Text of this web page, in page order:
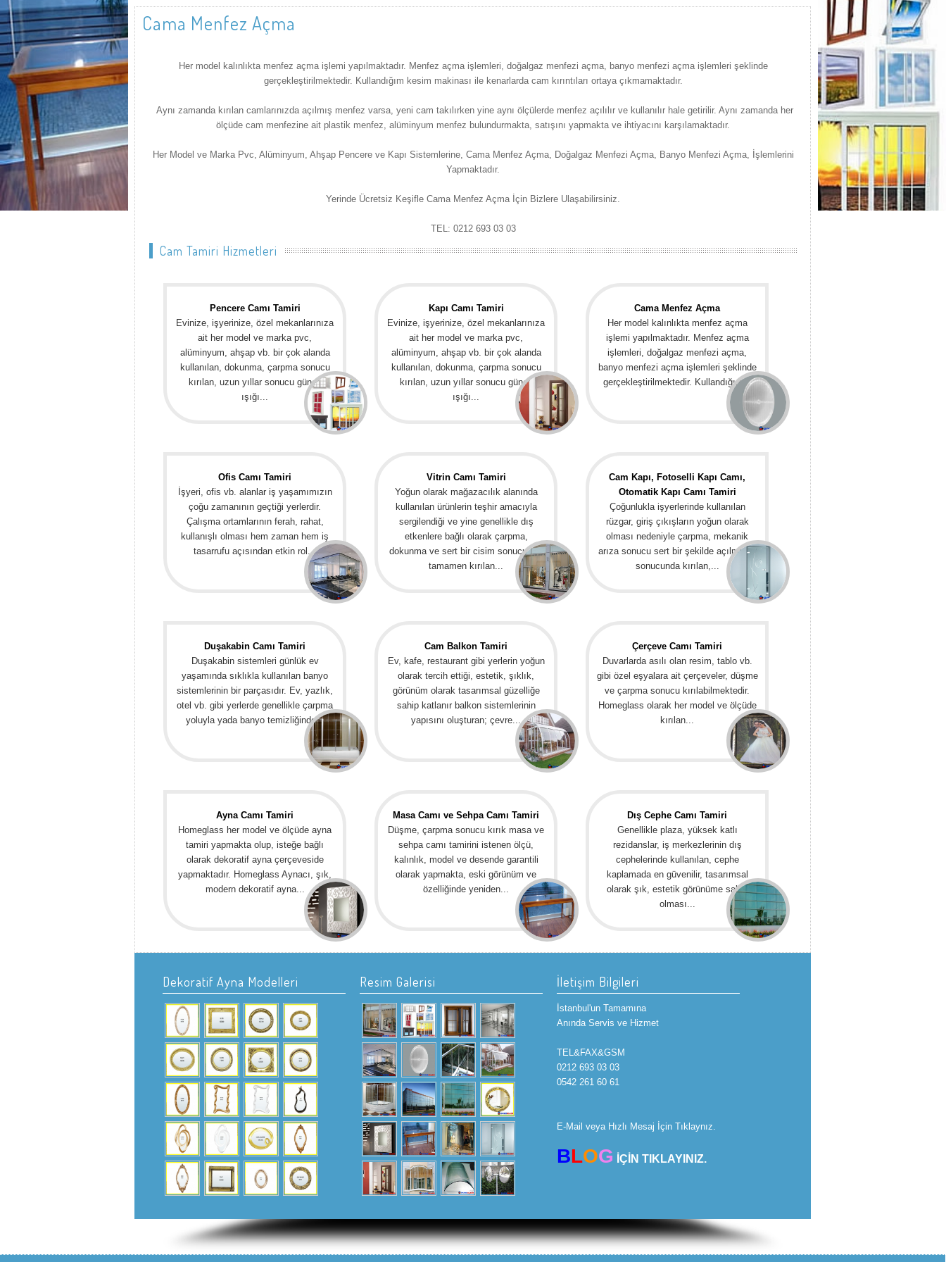
Cama Menfez Açma
Her model kalınlıkta menfez açma işlemi yapılmaktadır. Menfez açma işlemleri, doğalgaz menfezi açma, banyo menfezi açma işlemleri şeklinde
gerçekleştirilmektedir. Kullandığım kesim makinası ile kenarlarda cam kırıntıları ortaya çıkmamaktadır.
Aynı zamanda kırılan camlarınızda açılmış menfez varsa, yeni cam takılırken yine aynı ölçülerde menfez açılılır ve kullanılır hale getirilir. Aynı zamanda her
ölçüde cam menfezine ait plastik menfez, alüminyum menfez bulundurmakta, satışını yapmakta ve ihtiyacını karşılamaktadır.
Her Model ve Marka Pvc, Alüminyum, Ahşap Pencere ve Kapı Sistemlerine, Cama Menfez Açma, Doğalgaz Menfezi Açma, Banyo Menfezi Açma, İşlemlerini
Yapmaktadır.
Yerinde Ücretsiz Keşifle Cama Menfez Açma İçin Bizlere Ulaşabilirsiniz.
TEL: 0212 693 03 03
Cam Tamiri Hizmetleri
Pencere Camı Tamiri
Evinize, işyerinize, özel mekanlarınıza
ait her model ve marka pvc,
alüminyum, ahşap vb. bir çok alanda
kullanılan, dokunma, çarpma sonucu
kırılan, uzun yıllar sonucu güneş
ışığı...
Kapı Camı Tamiri
Evinize, işyerinize, özel mekanlarınıza
ait her model ve marka pvc,
alüminyum, ahşap vb. bir çok alanda
kullanılan, dokunma, çarpma sonucu
kırılan, uzun yıllar sonucu güneş
ışığı...
Cama Menfez Açma
Her model kalınlıkta menfez açma
işlemi yapılmaktadır. Menfez açma
işlemleri, doğalgaz menfezi açma,
banyo menfezi açma işlemleri şeklinde
gerçekleştirilmektedir. Kullandığım...
Ofis Camı Tamiri
İşyeri, ofis vb. alanlar iş yaşamımızın
çoğu zamanının geçtiği yerlerdir.
Çalışma ortamlarının ferah, rahat,
kullanışlı olması hem zaman hem iş
tasarrufu açısından etkin rol...
Vitrin Camı Tamiri
Yoğun olarak mağazacılık alanında
kullanılan ürünlerin teşhir amacıyla
sergilendiği ve yine genellikle dış
etkenlere bağlı olarak çarpma,
dokunma ve sert bir cisim sonucu dış
tamamen kırılan...
Cam Kapı, Fotoselli Kapı Camı,
Otomatik Kapı Camı Tamiri
Çoğunlukla işyerlerinde kullanılan
rüzgar, giriş çıkışların yoğun olarak
olması nedeniyle çarpma, mekanik
arıza sonucu sert bir şekilde açılmaları
sonucunda kırılan,...
Duşakabin Camı Tamiri
Duşakabin sistemleri günlük ev
yaşamında sıklıkla kullanılan banyo
sistemlerinin bir parçasıdır. Ev, yazlık,
otel vb. gibi yerlerde genellikle çarpma
yoluyla yada banyo temizliğinde...
Cam Balkon Tamiri
Ev, kafe, restaurant gibi yerlerin yoğun
olarak tercih ettiği, estetik, şıklık,
görünüm olarak tasarımsal güzelliğe
sahip katlanır balkon sistemlerinin
yapısını oluşturan; çevre...
Çerçeve Camı Tamiri
Duvarlarda asılı olan resim, tablo vb.
gibi özel eşyalara ait çerçeveler, düşme
ve çarpma sonucu kırılabilmektedir.
Homeglass olarak her model ve ölçüde
kırılan...
Ayna Camı Tamiri
Homeglass her model ve ölçüde ayna
tamiri yapmakta olup, isteğe bağlı
olarak dekoratif ayna çerçeveside
yapmaktadır. Homeglass Aynacı, şık,
modern dekoratif ayna...
Masa Camı ve Sehpa Camı Tamiri
Düşme, çarpma sonucu kırık masa ve
sehpa camı tamirini istenen ölçü,
kalınlık, model ve desende garantili
olarak yapmakta, eski görünüm ve
özelliğinde yeniden...
Dış Cephe Camı Tamiri
Genellikle plaza, yüksek katlı
rezidanslar, iş merkezlerinin dış
cephelerinde kullanılan, cephe
kaplamada en güvenilir, tasarımsal
olarak şık, estetik görünüme sahip
olması...
Dekoratif Ayna Modelleri Resim Galerisi İletişim Bilgileri
İstanbul'un Tamamına
Anında Servis ve Hizmet
TEL&FAX&GSM
0212 693 03 03
0542 261 60 61
E-Mail veya Hızlı Mesaj İçin Tıklaynız.
BLOG İÇİN TIKLAYINIZ.